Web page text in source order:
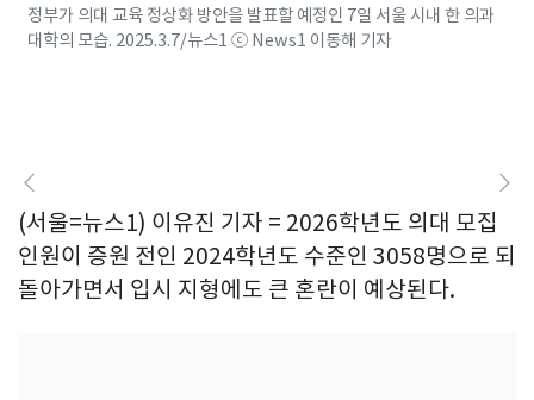
정부가 의대 교육 정상화 방안을 발표할 예정인 7일 서울 시내 한 의과
대학의 모습. 2025.3.7/뉴스1 ⓒ News1 이동해 기자
(서울=뉴스1) 이유진 기자 = 2026학년도 의대 모집
인원이 증원 전인 2024학년도 수준인 3058명으로 되
돌아가면서 입시 지형에도 큰 혼란이 예상된다.